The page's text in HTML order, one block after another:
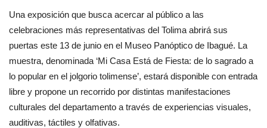
Una exposición que busca acercar al público a las
celebraciones más representativas del Tolima abrirá sus
puertas este 13 de junio en el Museo Panóptico de Ibagué. La
muestra, denominada ‘Mi Casa Está de Fiesta: de lo sagrado a
lo popular en el jolgorio tolimense’, estará disponible con entrada
libre y propone un recorrido por distintas manifestaciones
culturales del departamento a través de experiencias visuales,
auditivas, táctiles y olfativas.